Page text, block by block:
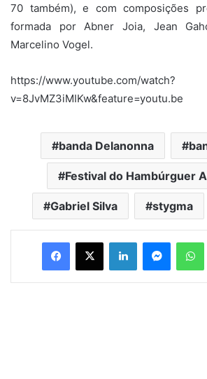
70 também), e com composições
formada por Abner Joia, Jean
Marcelino Vogel.
https://www.youtube.com/watch?
v=8JvMZ3iMIKw&feature=youtu.be
banda Delanonna
Festival do Hambúrguer
Gabriel Silva stygma